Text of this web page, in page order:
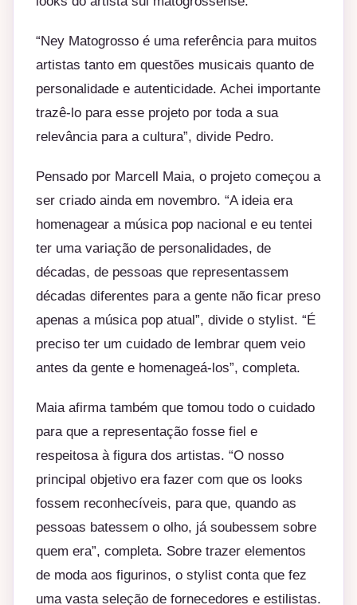
“Ney Matogrosso é uma referência para muitos
artistas tanto em questões musicais quanto de
personalidade e autenticidade. Achei importante
trazê-lo para esse projeto por toda a sua
relevância para a cultura”, divide Pedro.
Pensado por Marcell Maia, o projeto começou a
ser criado ainda em novembro. “A ideia era
homenagear a música pop nacional e eu tentei
ter uma variação de personalidades, de
décadas, de pessoas que representassem
décadas diferentes para a gente não ficar preso
apenas a música pop atual”, divide o stylist. “É
preciso ter um cuidado de lembrar quem veio
antes da gente e homenageá-los”, completa.
Maia afirma também que tomou todo o cuidado
para que a representação fosse fiel e
respeitosa à figura dos artistas. “O nosso
principal objetivo era fazer com que os looks
fossem reconhecíveis, para que, quando as
pessoas batessem o olho, já soubessem sobre
quem era”, completa. Sobre trazer elementos
de moda aos figurinos, o stylist conta que fez
uma vasta seleção de fornecedores e estilistas.